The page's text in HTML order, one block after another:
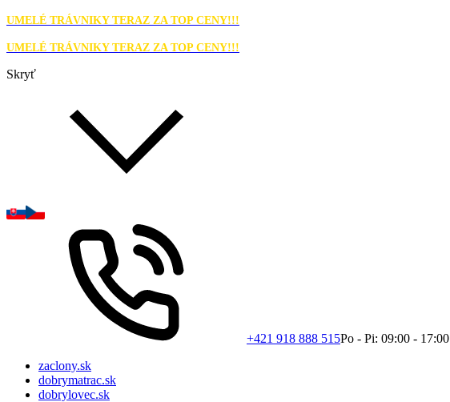
UMELÉ TRÁVNIKY TERAZ ZA TOP CENY!!!
UMELÉ TRÁVNIKY TERAZ ZA TOP CENY!!!
Skryť
+421 918 888 515Po - Pi: 09:00 - 17:00
zaclony.sk
dobrymatrac.sk
dobrylovec.sk